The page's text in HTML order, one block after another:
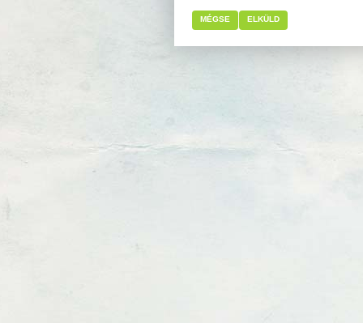
MÉGSE ELKÜLD